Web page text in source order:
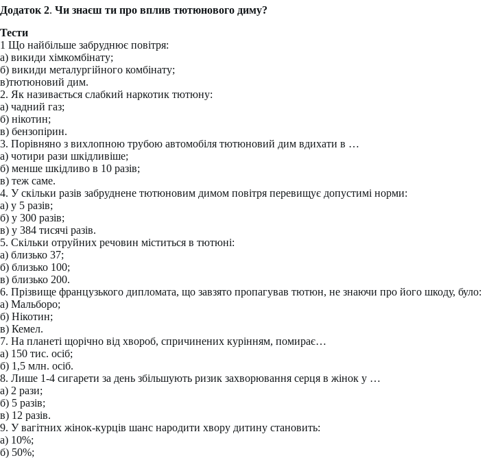
Додаток 2. Чи знаєш ти про вплив тютюнового диму?
Тести
1 Що найбільше забруднює повітря:
а) викиди хімкомбінату;
б) викиди металургійного комбінату;
в)тютюновий дим.
2. Як називається слабкий наркотик тютюну:
а) чадний газ;
б) нікотин;
в) бензопірин.
3. Порівняно з вихлопною трубою автомобіля тютюновий дим вдихати в …
а) чотири рази шкідливіше;
б) менше шкідливо в 10 разів;
в) теж саме.
4. У скільки разів забруднене тютюновим димом повітря перевищує допустимі норми:
а) у 5 разів;
б) у 300 разів;
в) у 384 тисячі разів.
5. Скільки отруйних речовин міститься в тютюні:
а) близько 37;
б) близько 100;
в) близько 200.
6. Прізвище французького дипломата, що завзято пропагував тютюн, не знаючи про його шкоду, було:
а) Мальборо;
б) Нікотин;
в) Кемел.
7. На планеті щорічно від хвороб, спричинених курінням, помирає…
а) 150 тис. осіб;
б) 1,5 млн. осіб.
8. Лише 1-4 сигарети за день збільшують ризик захворювання серця в жінок у …
а) 2 рази;
б) 5 разів;
в) 12 разів.
9. У вагітних жінок-курців шанс народити хвору дитину становить:
а) 10%;
б) 50%;